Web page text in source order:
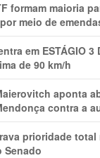
formam maioria
meio de
em ESTÁGIO 3
de 90 km/h
aponta
contra a
prioridade total
Senado